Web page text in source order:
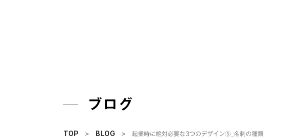
ブログ
TOP ＞ BLOG ＞ 起業時に絶対必要な3つのデザイン⑤_名刺の種類